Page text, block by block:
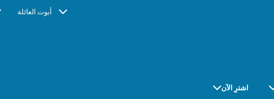
أبوت العائلة
اشترِ الآن